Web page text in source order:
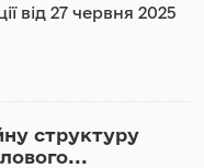
від 27 червня 2025
структуру